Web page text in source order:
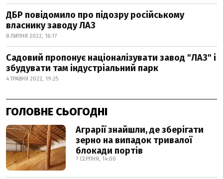
ДБР повідомило про підозру російському
власнику заводу ЛАЗ
8 ЛИПНЯ 2022, 16:17
Садовий пропонує націоналізувати завод "ЛАЗ" і
збудувати там індустріальний парк
4 ТРАВНЯ 2022, 19:25
ГОЛОВНЕ СЬОГОДНІ
Аграрії знайшли, де зберігати
зерно на випадок тривалої
блокади портів
7 СЕРПНЯ, 14:00